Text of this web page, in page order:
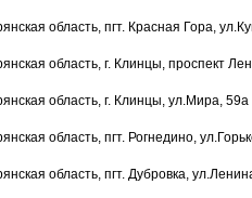
система управления на более
различные ипотеки и центры
область, пгт. Красная Гора,
область, г. Клинцы, проспект
область, г. Клинцы, ул.Мира, 59а
область, пгт. Рогнедино,
область, пгт. Дубровка,